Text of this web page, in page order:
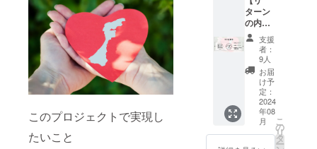
このプロジェクトで実現し
たいこと
ク
チャー
してく
れる先
生を指
名する
事が出
来ます
（８月
以降）
※クラウ
ドファ
ターン
の内
容】 ・
ありが
とう
メッ
セージ
＆書道
展のパ
ンフ
レット
を送付
支援
者：
9人
お届
け予
定：
2024
年08
月
こ
の
リ
タ
ー